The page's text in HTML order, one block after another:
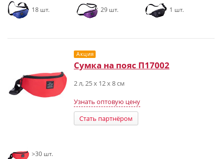
18 шт. 29 шт. 1 шт.
Акция
Сумка на пояс П17002
2 л, 25 x 12 x 8 см
Узнать оптовую цену
Стать партнёром
>30 шт.